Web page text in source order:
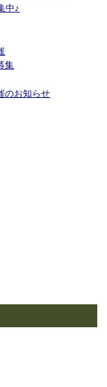
中♪
集
のお知らせ